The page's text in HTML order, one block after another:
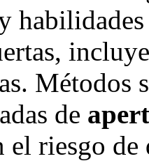
Métodos
de
riesgo de